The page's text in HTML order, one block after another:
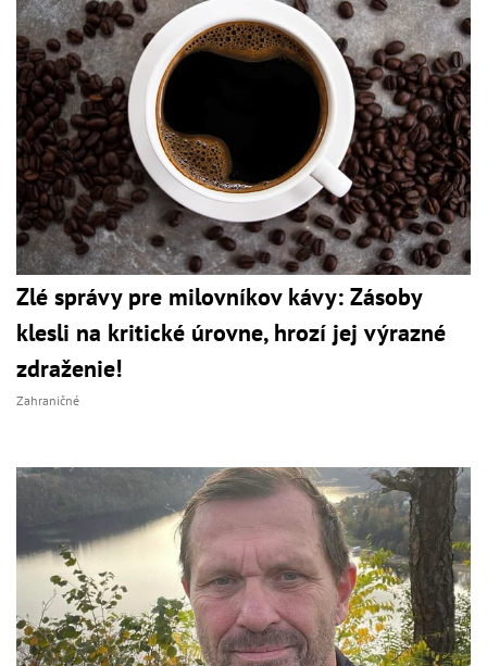
Zlé správy pre milovníkov kávy: Zásoby
klesli na kritické úrovne, hrozí jej výrazné
zdraženie!
Zahraničné